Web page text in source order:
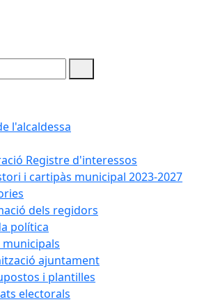
l'alcaldessa
Registre d'interessos
i cartipàs municipal 2023-2027
dels regidors
política
municipals
ajuntament
i plantilles
electorals